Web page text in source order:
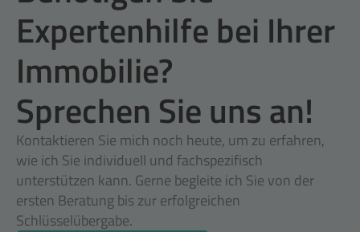
Expertenhilfe bei Ihrer
Immobilie?
Sprechen Sie uns an!
Kontaktieren Sie mich noch heute, um zu erfahren,
wie ich Sie individuell und fachspezifisch
unterstützen kann. Gerne begleite ich Sie von der
ersten Beratung bis zur erfolgreichen
Schlüsselübergabe.